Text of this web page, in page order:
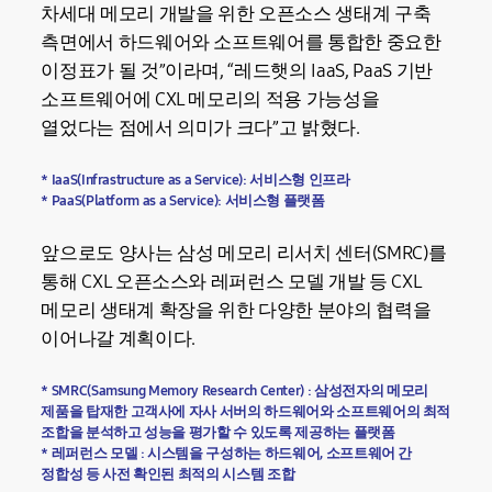
차세대 메모리 개발을 위한 오픈소스 생태계 구축
측면에서 하드웨어와 소프트웨어를 통합한 중요한
이정표가 될 것”이라며, “레드햇의 IaaS, PaaS 기반
소프트웨어에 CXL 메모리의 적용 가능성을
열었다는 점에서 의미가 크다”고 밝혔다.
* IaaS(Infrastructure as a Service): 서비스형 인프라
* PaaS(Platform as a Service): 서비스형 플랫폼
앞으로도 양사는 삼성 메모리 리서치 센터(SMRC)를
통해 CXL 오픈소스와 레퍼런스 모델 개발 등 CXL
메모리 생태계 확장을 위한 다양한 분야의 협력을
이어나갈 계획이다.
* SMRC(Samsung Memory Research Center) : 삼성전자의 메모리
제품을 탑재한 고객사에 자사 서버의 하드웨어와 소프트웨어의 최적
조합을 분석하고 성능을 평가할 수 있도록 제공하는 플랫폼
* 레퍼런스 모델 : 시스템을 구성하는 하드웨어, 소프트웨어 간
정합성 등 사전 확인된 최적의 시스템 조합